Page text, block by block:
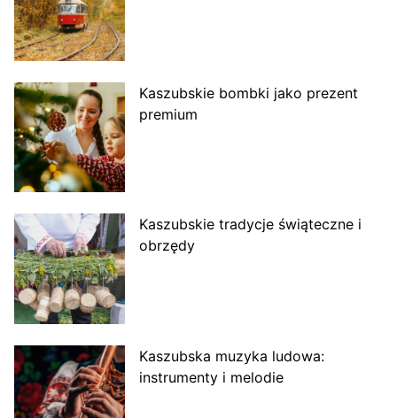
Kaszubskie bombki jako prezent
premium
Kaszubskie tradycje świąteczne i
obrzędy
Kaszubska muzyka ludowa:
instrumenty i melodie